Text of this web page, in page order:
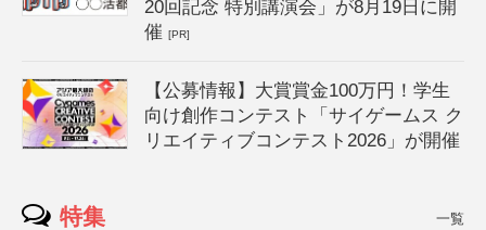
20回記念 特別講演会」が8月19日に開
催[PR]
【公募情報】大賞賞金100万円！学生
向け創作コンテスト「サイゲームス ク
リエイティブコンテスト2026」が開催
特集 一覧